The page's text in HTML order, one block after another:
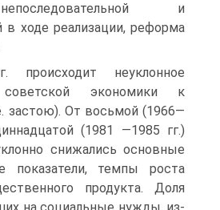
и
в ходе реализации, реформа
неуклонное
советской эконо­мики к
застою). От восьмой (1966—
(1981 —1985 гг.)
снижались ос­новные
показатели, темпы роста
продукта. Доля